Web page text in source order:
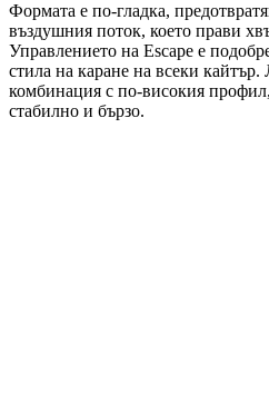
Формата е по-гладка,
въздушния поток, което прави
Управлението на Escape е
стила на каране на всеки кайтър.
комбинация с по-високия
стабилно и бързо.